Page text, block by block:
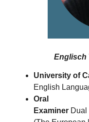
Englisch
University of
English
Oral
ExaminerDual